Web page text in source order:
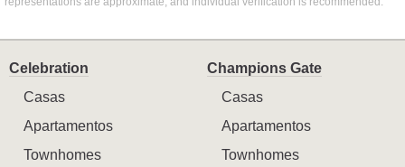
Celebration
Casas
Apartamentos
Townhomes
Champions Gate
Casas
Apartamentos
Townhomes